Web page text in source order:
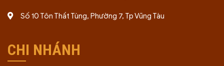
Số 10 Tôn Thất Tùng, Phường 7, Tp Vũng Tàu
CHI NHÁNH